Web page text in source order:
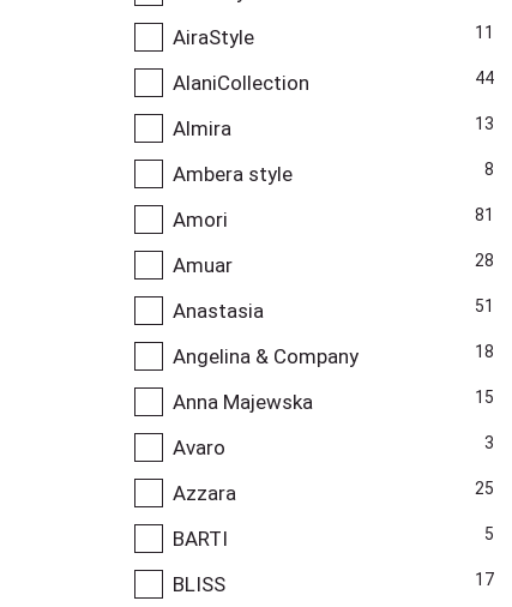
AiraStyle 11
AlaniCollection 44
Almira 13
Ambera style 8
Amori 81
Amuar 28
Anastasia 51
Angelina & Company 18
Anna Majewska 15
Avaro 3
Azzara 25
BARTI 5
BLISS 17